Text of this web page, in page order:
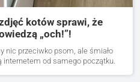
kotów sprawi, że
„och!”!
nic przeciwko psom, ale śmiało
internetem od samego początku.